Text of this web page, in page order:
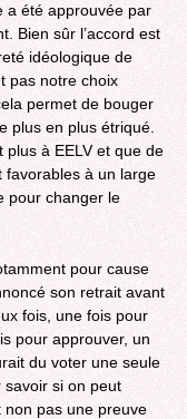
a été approuvée par
Bien sûr l’accord est
idéologique de
pas notre choix
permet de bouger
plus en plus étriqué.
plus à EELV et que de
favorables à un large
pour changer le
pour cause
son retrait avant
fois, une fois pour
pour approuver, un
du voter une seule
si on peut
non pas une preuve